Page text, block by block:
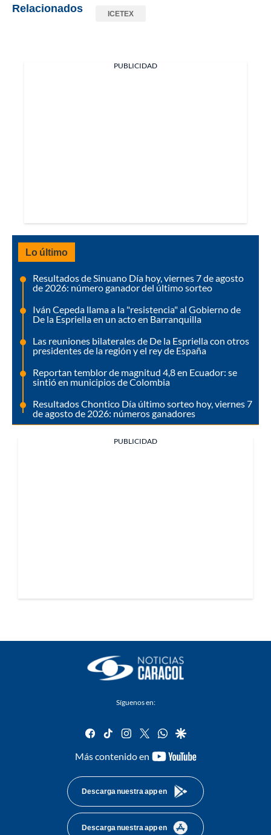
Relacionados ICETEX
PUBLICIDAD
Lo último
Resultados de Sinuano Día hoy, viernes 7 de agosto
de 2026: número ganador del último sorteo
Iván Cepeda llama a la "resistencia" al Gobierno de
De la Espriella en un acto en Barranquilla
Las reuniones bilaterales de De la Espriella con otros
presidentes de la región y el rey de España
Reportan temblor de magnitud 4,8 en Ecuador: se
sintió en municipios de Colombia
Resultados Chontico Día último sorteo hoy, viernes 7
de agosto de 2026: números ganadores
PUBLICIDAD
Síguenos en:
facebook
tiktok instagram
twitterwhatsapp
google
Más contenido en
youtube-
Descarga nuestra app en
Descarga nuestra app en